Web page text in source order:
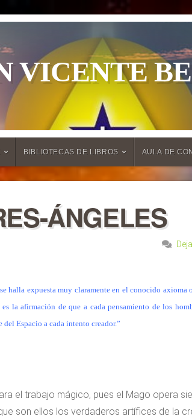
VICENTE
BIBLIOTECAS DE LIBROS AULA DE
ÁNGELES
halla expuesta muy claramente en el conocido axioma
la afirmación de que a cada pensamiento de los
Espacio a cada intento creador.”
el trabajo mágico, pues el Mago opera
son ellos los verdaderos artífices de la